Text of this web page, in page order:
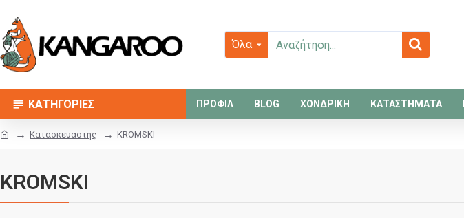
Όλα
ΚΑΤΗΓΟΡΙΕΣ ΠΡΟΦΙΛ BLOG ΧΟΝΔΡΙΚΗ ΚΑΤΑΣΤΗΜΑΤΑ
Κατασκευαστής KROMSKI
KROMSKI